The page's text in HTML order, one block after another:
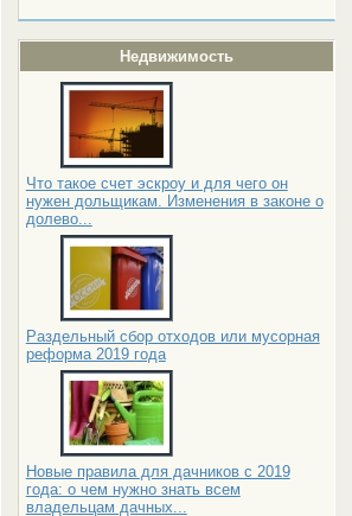
Недвижимость
Что такое счет эскроу и для чего он
нужен дольщикам. Изменения в законе о
долево...
Раздельный сбор отходов или мусорная
реформа 2019 года
Новые правила для дачников с 2019
года: о чем нужно знать всем
владельцам дачных...